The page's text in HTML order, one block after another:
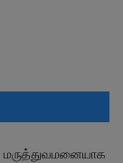
மருத்துவமனையாக